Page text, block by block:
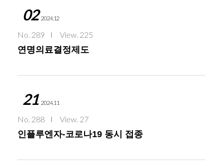
02 2024.12
No. 289 View. 225
연명의료결정제도
21 2024.11
No. 288 View. 27
인플루엔자-코로나19 동시 접종